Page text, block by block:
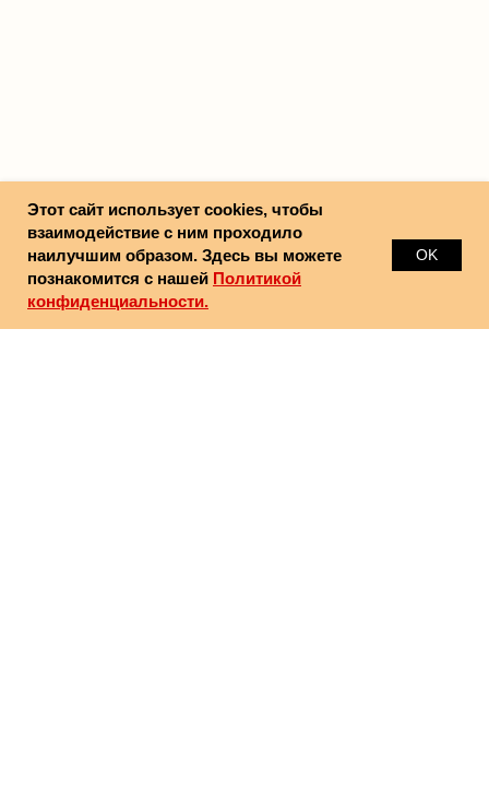
Этот сайт использует cookies, чтобы
взаимодействие с ним проходило
наилучшим образом. Здесь вы можете
познакомится с нашей Политикой
конфиденциальности.
OK